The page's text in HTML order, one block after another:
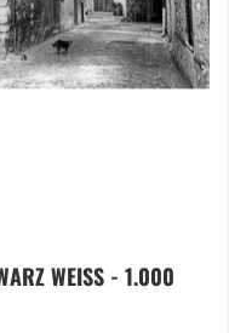
WEISS - 1.000 T